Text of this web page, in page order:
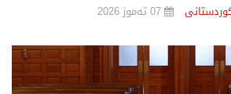
07 تەموز 2026